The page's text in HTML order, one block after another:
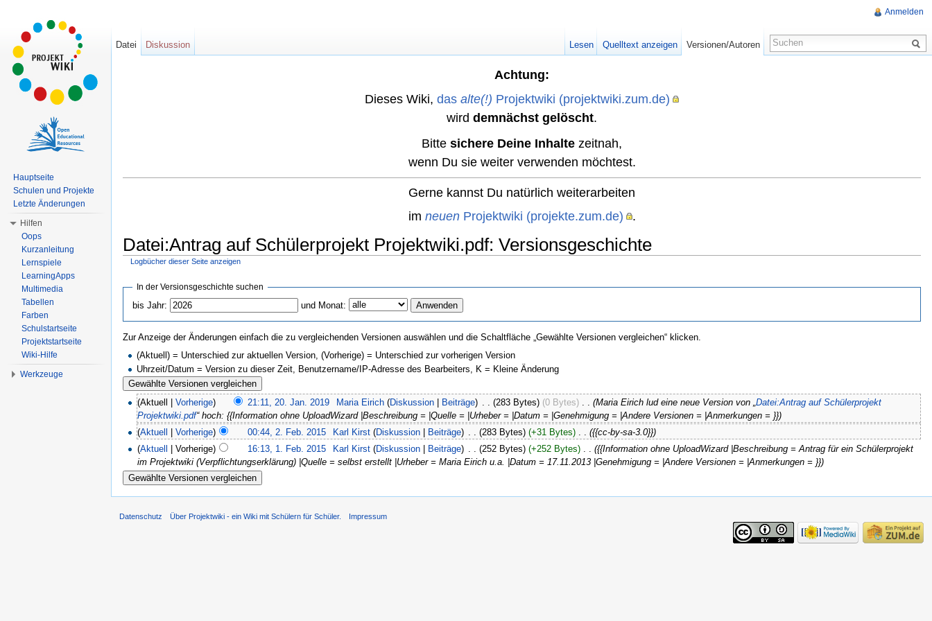
Achtung:
Dieses Wiki, das alte(!) Projektwiki (projektwiki.zum.de)
wird demnächst gelöscht.
Bitte sichere Deine Inhalte zeitnah,
wenn Du sie weiter verwenden möchtest.
Gerne kannst Du natürlich weiterarbeiten
im neuenProjektwiki (projekte.zum.de) .
Datei:Antrag auf Schülerprojekt Projektwiki.pdf: Versionsgeschichte
Logbücher dieser Seite anzeigen
In der Versionsgeschichte suchen
bis Jahr: und Monat:
Zur Anzeige der Änderungen einfach die zu vergleichenden Versionen auswählen und die Schaltfläche „Gewählte Versionen vergleichen“ klicken.
(Aktuell) = Unterschied zur aktuellen Version, (Vorherige) = Unterschied zur vorherigen Version
Uhrzeit/Datum = Version zu dieser Zeit, Benutzername/IP-Adresse des Bearbeiters, K = Kleine Änderung
(Aktuell |Vorherige) 21:11, 20. Jan. 2019 Maria Eirich (Diskussion| Beiträge) (283 Bytes) (0 Bytes) (Maria Eirich lud eine neue Version von „Datei:Antrag auf Schülerprojekt
Projektwiki.pdf“ hoch: {{Information ohne UploadWizard |Beschreibung = |Quelle = |Urheber = |Datum = |Genehmigung = |Andere Versionen = |Anmerkungen = }})
(Aktuell |Vorherige) 00:44, 2. Feb. 2015 Karl Kirst (Diskussion| Beiträge) . . (283 Bytes) (+31 Bytes) . . ({{cc-by-sa-3.0}})
(Aktuell | Vorherige) 16:13, 1. Feb. 2015 Karl Kirst (Diskussion| Beiträge) . . (252 Bytes) (+252 Bytes) . . ({{Information ohne UploadWizard |Beschreibung = Antrag für ein Schülerprojekt
im Projektwiki (Verpflichtungserklärung) |Quelle = selbst erstellt |Urheber = Maria Eirich u.a. |Datum = 17.11.2013 |Genehmigung = |Andere Versionen = |Anmerkungen = }})
Anmelden
Datei Diskussion Lesen Quelltext anzeigen Versionen/Autoren
Hauptseite
Schulen und Projekte
Letzte Änderungen
Hilfen
Oops
Kurzanleitung
Lernspiele
LearningApps
Multimedia
Tabellen
Farben
Schulstartseite
Projektstartseite
Wiki-Hilfe
Werkzeuge
Datenschutz Über Projektwiki - ein Wiki mit Schülern für Schüler. Impressum